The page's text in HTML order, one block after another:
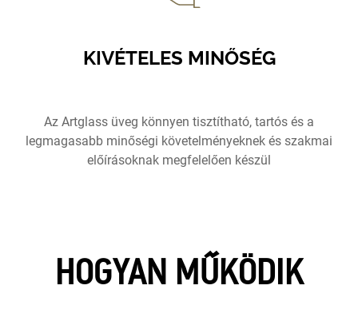
KIVÉTELES MINŐSÉG
Az Artglass üveg könnyen tisztítható, tartós és a
legmagasabb minőségi követelményeknek és szakmai
előírásoknak megfelelően készül
HOGYAN MŰKÖDIK